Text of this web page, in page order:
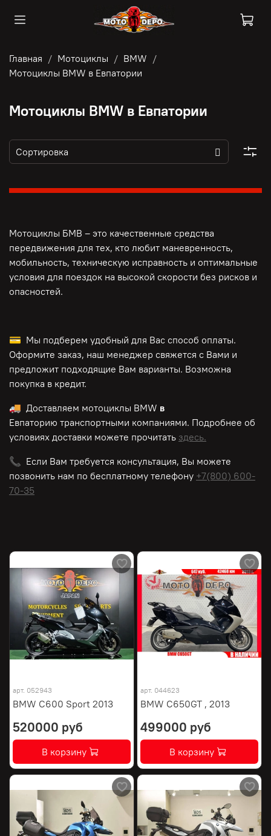
Главная Мотоциклы
BMW
Мотоциклы BMW в Евпатории
Мотоциклы BMW в Евпатории
Мотоциклы БМВ – это качественные средства
передвижения для тех, кто любит маневренность,
мобильность, техническую исправность и оптимальные
условия для поездок на высокой скорости без рисков и
опасностей.
💳 Мы подберем удобный для Вас способ оплаты.
Оформите заказ, наш менеджер свяжется с Вами и
предложит подходящие Вам варианты. Возможна
покупка в кредит.
🚚 Доставляем мотоциклы BMW в
Евпаторию транспортными компаниями. Подробнее об
условиях доставки можете прочитать здесь.
📞 Если Вам требуется консультация, Вы можете
позвонить нам по бесплатному телефону +7(800) 600-
70-35
арт. 052943
BMW C600 Sport 2013
520000 руб
В корзину
арт. 044623
BMW C650GT , 2013
499000 руб
В корзину